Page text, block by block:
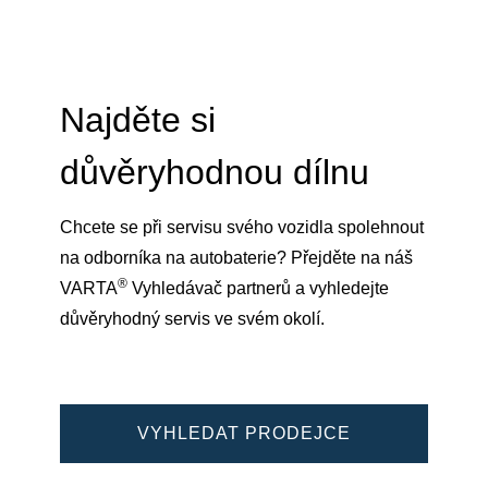
Najděte si
důvěryhodnou dílnu
Chcete se při servisu svého vozidla spolehnout
na odborníka na autobaterie? Přejděte na náš
VARTA® Vyhledávač partnerů a vyhledejte
důvěryhodný servis ve svém okolí.
VYHLEDAT PRODEJCE